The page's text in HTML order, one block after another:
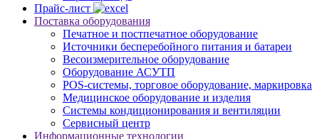
Прайс-лист
Поставка оборудования
Печатное и постпечатное оборудование
Источники бесперебойного питания и батареи
Весоизмерительное оборудование
Оборудование АСУТП
POS-системы, торговое оборудование, маркировка
Медицинское оборудование и изделия
Системы кондиционирования и вентиляции
Сервисный центр
Информационные технологии